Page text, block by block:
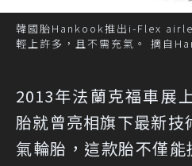
韓國胎Hankook推出i-Flex
輕上許多，且不需充氣。 摘自
2013年法蘭克福車展
胎就曾亮相旗下最新
氣輪胎，這款胎不僅能